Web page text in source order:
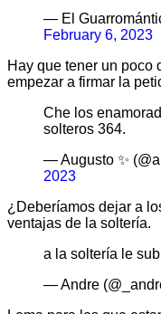
— El
February 6, 2023
Hay que tener un poco
empezar a firmar la
Che los
solteros 364.
— Augusto ✨
2023
¿Deberíamos dejar a
ventajas de la soltería.
a la soltería le
— Andre